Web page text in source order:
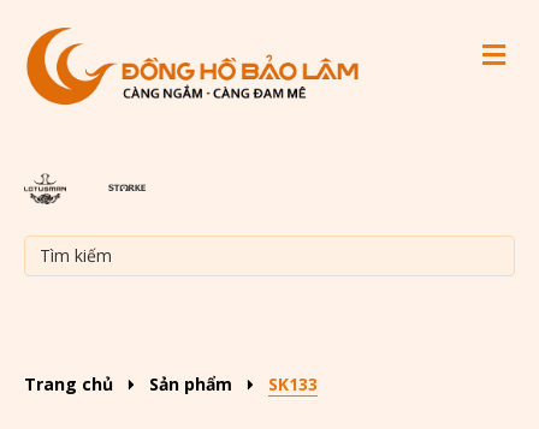
Trang chủ Sản phẩm SK133